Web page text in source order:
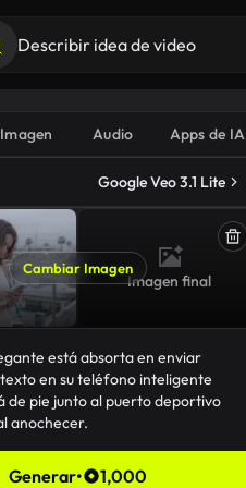
Imagen Audio Apps de IA
Google Veo 3.1 Lite
Cambiar Imagen
Imagen final
Generar• 1,000